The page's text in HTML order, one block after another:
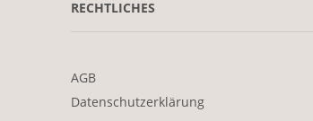
RECHTLICHES
AGB
Datenschutzerklärung